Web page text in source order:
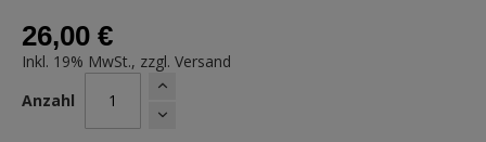
26,00 €
Inkl. 19% MwSt., zzgl. Versand
Anzahl